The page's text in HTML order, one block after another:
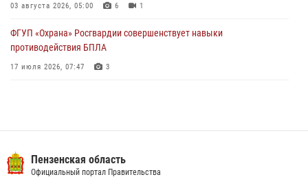
03 августа 2026, 05:00 6 1
ФГУП «Охрана» Росгвардии совершенствует навыки
противодействия БПЛА
17 июля 2026, 07:47 3
Пензенский спецназ Росгвардии готовит студентов к окружному
этапу «Зарницы 2.0» (видео)
Пензенская область
Официальный портал Правительства